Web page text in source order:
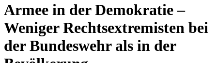
Armee in der Demokratie –
Weniger Rechtsextremisten bei
der Bundeswehr als in der